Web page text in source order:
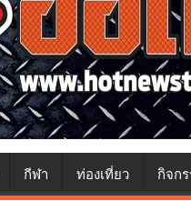
กีฬา ท่องเที่ยว กิจก